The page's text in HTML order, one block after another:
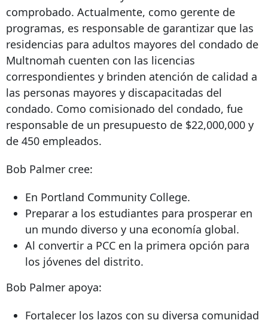
comprobado. Actualmente, como gerente de
programas, es responsable de garantizar que las
residencias para adultos mayores del condado de
Multnomah cuenten con las licencias
correspondientes y brinden atención de calidad a
las personas mayores y discapacitadas del
condado. Como comisionado del condado, fue
responsable de un presupuesto de $22,000,000 y
de 450 empleados.
Bob Palmer cree:
En Portland Community College.
Preparar a los estudiantes para prosperar en
un mundo diverso y una economía global.
Al convertir a PCC en la primera opción para
los jóvenes del distrito.
Bob Palmer apoya:
Fortalecer los lazos con su diversa comunidad